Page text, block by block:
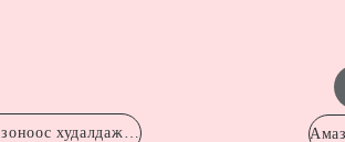
Амазоноос худалдаж авсан